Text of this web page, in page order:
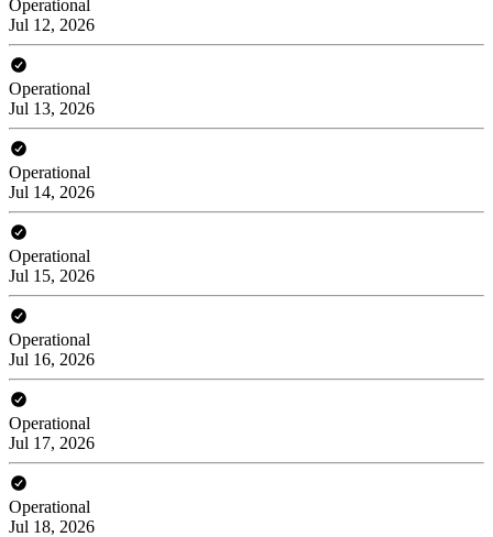
Operational
Jul 12, 2026
Operational
Jul 13, 2026
Operational
Jul 14, 2026
Operational
Jul 15, 2026
Operational
Jul 16, 2026
Operational
Jul 17, 2026
Operational
Jul 18, 2026